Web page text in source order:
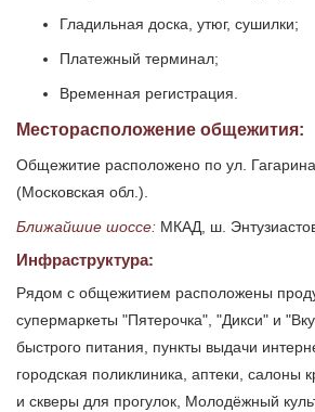
Гладильная доска, утюг, сушилки;
Платежный терминал;
Временная регистрация.
Месторасположение общежития:
Общежитие расположено по ул. Гагарина
(Московская обл.).
Ближайшие шоссе: МКАД, ш.
Инфраструктура:
Рядом с общежитием расположены
супермаркеты "Пятерочка", "Дикси" и
быстрого питания, пункты выдачи
городская поликлиника, аптеки, салоны
и скверы для прогулок, Молодёжный